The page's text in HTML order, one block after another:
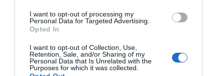
I want to opt-out of processing my
Personal Data for Targeted Advertising.
Opted In
I want to opt-out of Collection, Use,
Retention, Sale, and/or Sharing of my
Personal Data that Is Unrelated with the
Purposes for which it was collected.